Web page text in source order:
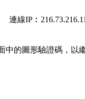
連線
中的圖形驗證碼，以